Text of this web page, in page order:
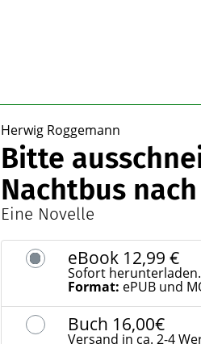
Herwig Roggemann
Bitte
Nachtbus
Eine Novelle
eBook 12,99 €
Sofort herunterladen.
Format: ePUB und
Buch 16,00€
Versand in ca. 2-4